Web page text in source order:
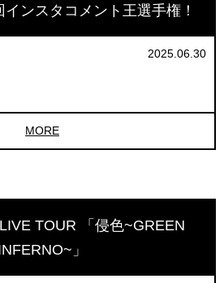
ンスタコメント王選手権！
2025.06.30
MORE
TOUR 「侵色~GREEN
」